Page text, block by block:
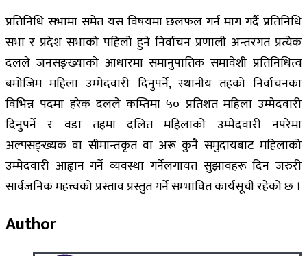
प्रतिनिधि सभामा समेत यस विषयमा छलफल गर्न माग गर्दै प्रतिनिधि
सभा र प्रदेश सभाको पहिलो हुने निर्वाचन प्रणाली अन्तरगत प्रत्येक
दलले जनसङ्ख्याको आधारमा समानुपातिक समावेशी प्रतिनिधित्व
बमोजिम महिला उम्मेदवारी दिनुपर्ने, स्थानीय तहको निर्वाचनका
विभिन्न पदमा हरेक दलले कम्तिमा ५० प्रतिशत महिला उम्मेदवारी
दिनुपर्ने र वडा तहमा दलित महिलाको उम्मेदवारी नपरेमा
अल्पसङ्ख्यक वा सीमान्तकृत वा अरू कुनै समुदायबाट महिलाको
उम्मेदवारी आह्वान गर्ने व्यवस्था गर्नेलगायत सुझावहरू दिन जरुरी
सार्वजनिक महत्त्वको प्रस्ताव प्रस्तुत गर्ने सम्भावित कार्यसूची रहेको छ ।
Author